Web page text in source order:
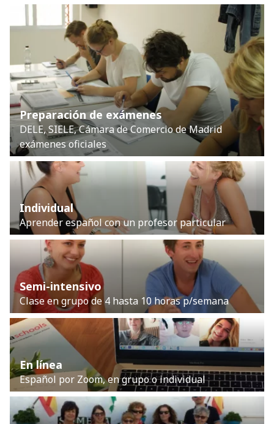
Preparación de exámenes
DELE, SIELE, Cámara de Comercio de Madrid
exámenes oficiales
Individual
Aprender español con un profesor particular
Semi-intensivo
Clase en grupo de 4 hasta 10 horas p/semana
En línea
Español por Zoom, en grupo o individual